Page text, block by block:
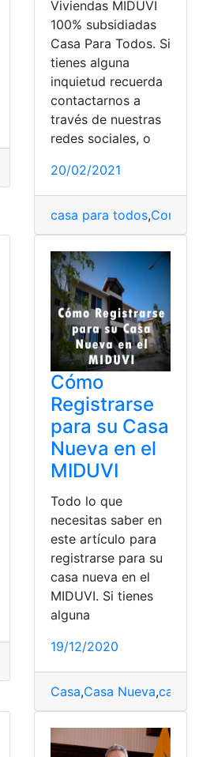
Consultas,Ecuador,
Viviendas MIDUVI
100% subsidiadas
Casa Para Todos. Si
tienes alguna
inquietud recuerda
contactarnos a
través de nuestras
redes sociales, o
20/02/2021
casa para todos,
para todos
Cómo
Registrarse
para su Casa
Nueva en el
MIDUVI
Todo lo que
necesitas saber en
este artículo para
registrarse para su
casa nueva en el
MIDUVI. Si tienes
alguna
19/12/2020
Casa,Casa Nueva,casa